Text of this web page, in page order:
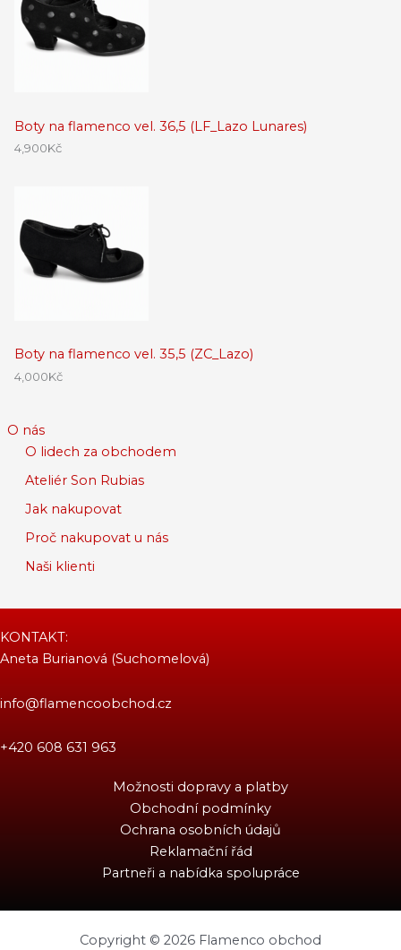
Boty na flamenco vel. 36,5 (LF_Lazo Lunares)
4,900Kč
Boty na flamenco vel. 35,5 (ZC_Lazo)
4,000Kč
O nás
O lidech za obchodem
Ateliér Son Rubias
Jak nakupovat
Proč nakupovat u nás
Naši klienti
KONTAKT:
Aneta Burianová (Suchomelová)
info@flamencoobchod.cz
+420 608 631 963
Možnosti dopravy a platby
Obchodní podmínky
Ochrana osobních údajů
Reklamační řád
Partneři a nabídka spolupráce
Copyright © 2026 Flamenco obchod